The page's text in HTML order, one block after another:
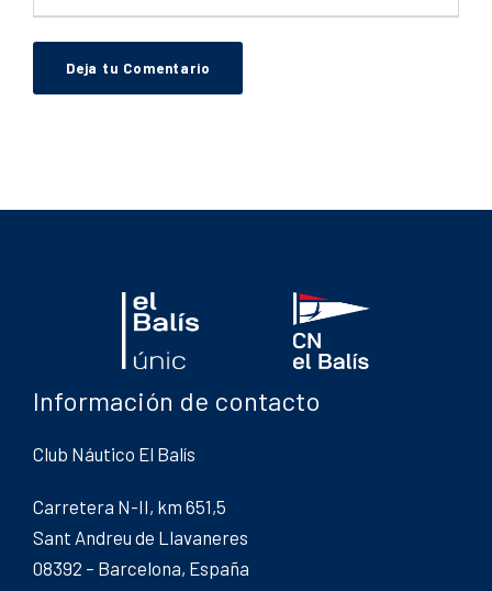
Información de contacto
Club Náutico El Balís
Carretera N-II, km 651,5
Sant Andreu de Llavaneres
08392 – Barcelona, España